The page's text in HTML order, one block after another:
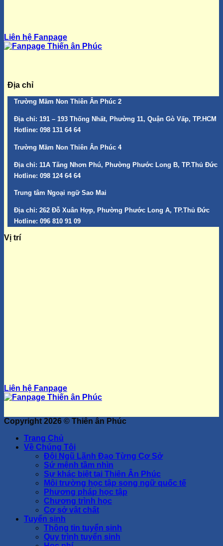
Liên hệ Fanpage
Địa chỉ
Trường Mầm Non Thiên Ân Phúc 2
Địa chỉ: 191 – 193 Thống Nhất, Phường 11, Quận Gò Vấp, TP.HCM
Hotline: 098 131 64 64
Trường Mầm Non Thiên Ân Phúc 4
Địa chỉ: 11A Tăng Nhơn Phú, Phường Phước Long B, TP.Thủ Đức
Hotline: 098 124 64 64
Trung tâm Ngoại ngữ Sao Mai
Địa chỉ: 262 Đỗ Xuân Hợp, Phường Phước Long A, TP.Thủ Đức
Hotline: 096 810 91 09
Vị trí
Liên hệ Fanpage
Copyright 2026 © Thiên ân Phúc
Trang Chủ
Về Chúng Tôi
Đội Ngũ Lãnh Đạo Từng Cơ Sở
Sứ mệnh tầm nhìn
Sự khác biệt tại Thiên Ân Phúc
Môi trường học tập song ngữ quốc tế
Phương pháp học tập
Chương trình học
Cơ sở vật chất
Tuyển sinh
Thông tin tuyển sinh
Quy trình tuyển sinh